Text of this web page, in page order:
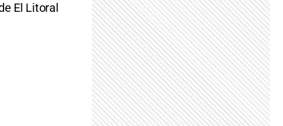
El Litoral